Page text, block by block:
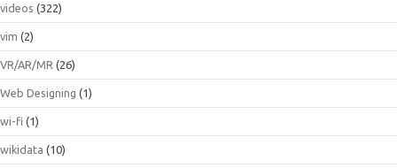
videos (322)
vim (2)
VR/AR/MR (26)
Web Designing (1)
wi-fi (1)
wikidata (10)